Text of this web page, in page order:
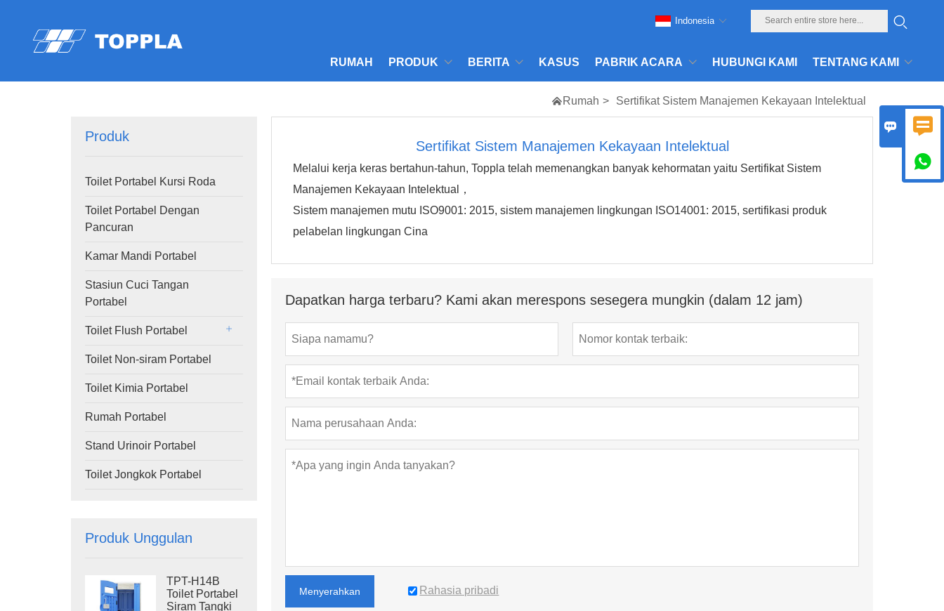
RUMAH PRODUK BERITA KASUS PABRIK ACARA HUBUNGI KAMI TENTANG KAMI
Indonesia
Rumah > Sertifikat Sistem Manajemen Kekayaan Intelektual
Produk
Toilet Portabel Kursi Roda
Toilet Portabel Dengan
Pancuran
Kamar Mandi Portabel
Stasiun Cuci Tangan
Portabel
Toilet Flush Portabel
Toilet Non-siram Portabel
Toilet Kimia Portabel
Rumah Portabel
Stand Urinoir Portabel
Toilet Jongkok Portabel
Produk Unggulan
TPT-H14B
Toilet Portabel
Siram Tangki
Sertifikat Sistem Manajemen Kekayaan Intelektual
Melalui kerja keras bertahun-tahun, Toppla telah memenangkan banyak kehormatan yaitu Sertifikat Sistem
Manajemen Kekayaan Intelektual，
Sistem manajemen mutu ISO9001: 2015, sistem manajemen lingkungan ISO14001: 2015, sertifikasi produk
pelabelan lingkungan Cina
Dapatkan harga terbaru? Kami akan merespons sesegera mungkin (dalam 12 jam)
Menyerahkan Rahasia pribadi
 
